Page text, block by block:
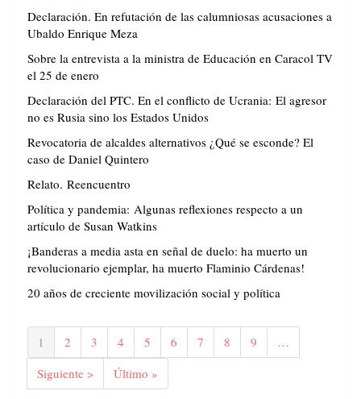
Declaración. En refutación de las calumniosas acusaciones a
Ubaldo Enrique Meza
Sobre la entrevista a la ministra de Educación en Caracol TV
el 25 de enero
Declaración del PTC. En el conflicto de Ucrania: El agresor
no es Rusia sino los Estados Unidos
Revocatoria de alcaldes alternativos ¿Qué se esconde? El
caso de Daniel Quintero
Relato. Reencuentro
Política y pandemia: Algunas reflexiones respecto a un
artículo de Susan Watkins
¡Banderas a media asta en señal de duelo: ha muerto un
revolucionario ejemplar, ha muerto Flaminio Cárdenas!
20 años de creciente movilización social y política
Paginación
Página
actual
1 Página
2 Página
3 Página
4 Página
5 Página
6 Página
7 Página
8 Página
9
…
Siguiente
página
Siguiente >
Última
página
Último »